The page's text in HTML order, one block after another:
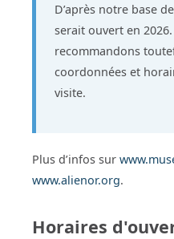
D’après notre base
serait ouvert en
recommandons
coordonnées et
visite.
Plus d’infos sur
www.alienor.org.
Horaires